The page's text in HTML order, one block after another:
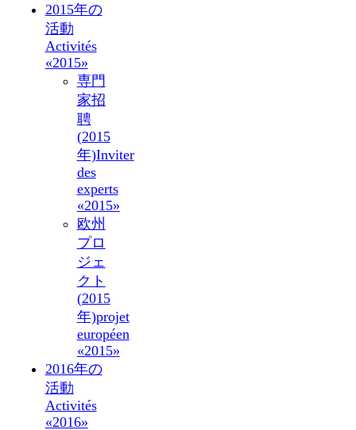
2015年の
活動
Activités
«2015»
専門
家招
聘
(2015
年)Inviter
des
experts
«2015»
欧州
プロ
ジェ
クト
(2015
年)projet
européen
«2015»
2016年の
活動
Activités
«2016»